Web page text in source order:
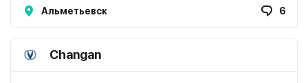
Альметьевск 6
Changan